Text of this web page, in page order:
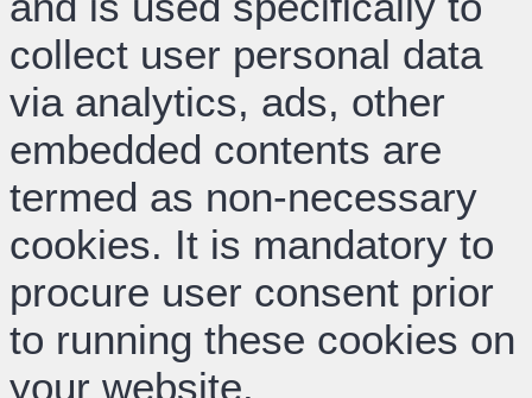
collect user personal data
via analytics, ads, other
embedded contents are
termed as non-necessary
cookies. It is mandatory to
procure user consent prior
to running these cookies on
your website.